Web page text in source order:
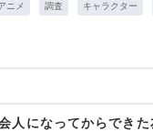
ニメ 調査 キャラクター
人になってからでき